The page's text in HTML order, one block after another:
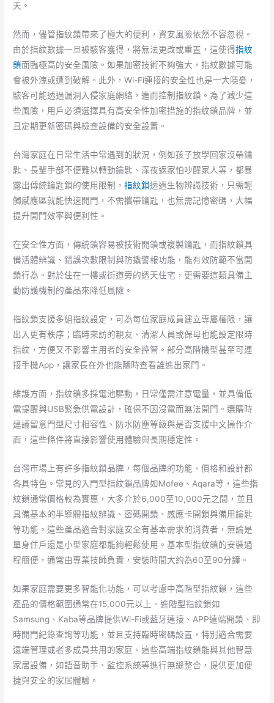
天。
然而，儘管指紋鎖帶來了極大的便利，資安風險依然不容忽視。
由於指紋數據一旦被駭客獲得，將無法更改或重置，這使得指紋
鎖面臨極高的安全風險。如果加密技術不夠強大，指紋數據可能
會被外洩或遭到破解。此外，Wi-Fi連接的安全性也是一大隱憂，
駭客可能透過漏洞入侵家庭網絡，進而控制指紋鎖。為了減少這
些風險，用戶必須選擇具有高安全性加密措施的指紋鎖品牌，並
且定期更新密碼與檢查設備的安全設置。
台灣家庭在日常生活中常遇到的狀況，例如孩子放學回家沒帶鑰
匙、長輩手部不便難以轉動鑰匙、深夜返家怕吵醒家人等，都暴
露出傳統鑰匙鎖的使用限制。指紋鎖透過生物辨識技術，只需輕
觸感應區就能快速開門，不需攜帶鑰匙，也無需記憶密碼，大幅
提升開門效率與便利性。
在安全性方面，傳統鎖容易被技術開鎖或複製鑰匙，而指紋鎖具
備活體辨識、錯誤次數限制與防撬警報功能，能有效防範不當開
鎖行為。對於住在一樓或街道旁的透天住宅，更需要這類具備主
動防護機制的產品來降低風險。
指紋鎖支援多組指紋設定，可為每位家庭成員建立專屬權限，讓
出入更有秩序；臨時來訪的親友、清潔人員或保母也能設定限時
指紋，方便又不影響主用者的安全控管。部分高階機型甚至可連
接手機App，讓家長在外也能隨時查看誰進出家門。
維護方面，指紋鎖多採電池驅動，日常僅需注意電量，並具備低
電提醒與USB緊急供電設計，確保不因沒電而無法開門。選購時
建議留意門型尺寸相容性、防水防塵等級與是否支援中文操作介
面，這些條件將直接影響使用體驗與長期穩定性。
台灣市場上有許多指紋鎖品牌，每個品牌的功能、價格和設計都
各具特色。常見的入門型指紋鎖品牌如Mofee、Aqara等，這些指
紋鎖通常價格較為實惠，大多介於6,000至10,000元之間，並且
具備基本的半導體指紋辨識、密碼開鎖、感應卡開鎖與備用鑰匙
等功能。這些產品適合對家庭安全有基本需求的消費者，無論是
單身住戶還是小型家庭都能夠輕鬆使用。基本型指紋鎖的安裝過
程簡便，通常由專業技師負責，安裝時間大約為60至90分鐘。
如果家庭需要更多智能化功能，可以考慮中高階型指紋鎖，這些
產品的價格範圍通常在15,000元以上。進階型指紋鎖如
Samsung、Kaba等品牌提供Wi-Fi或藍牙連接、APP遠端開鎖、即
時開門紀錄查詢等功能，並且支持臨時密碼設置，特別適合需要
遠端管理或者多成員共用的家庭。這些高端指紋鎖能與其他智慧
家居設備，如語音助手、監控系統等進行無縫整合，提供更加便
捷與安全的家居體驗。